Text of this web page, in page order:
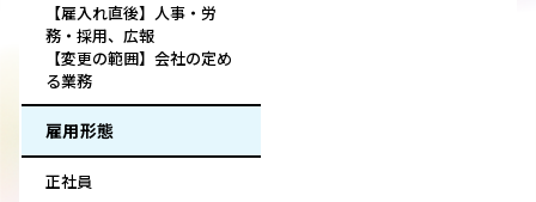
【雇入れ直後】人事・労
務・採用、広報
【変更の範囲】会社の定め
る業務
雇用形態
正社員